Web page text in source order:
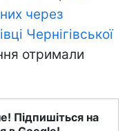
через
Чернігівської
отримали
Підпишіться на